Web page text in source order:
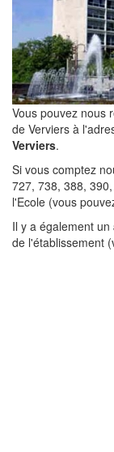
Vous pouvez nous
de Verviers à
Verviers.
Si vous comptez
727, 738, 388,
l'Ecole (vous
Il y a également un
de l'établissement